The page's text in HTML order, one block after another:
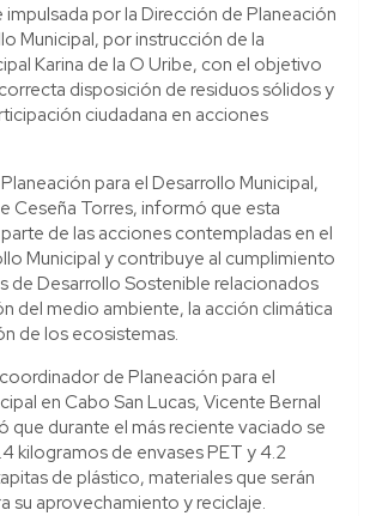
por la Dirección de Planeación
Municipal, por instrucción de la
Karina de la O Uribe, con el objetivo
disposición de residuos sólidos y
ciudadana en acciones
para el Desarrollo Municipal,
Ceseña Torres, informó que esta
de las acciones contempladas en el
Municipal y contribuye al cumplimiento
de Desarrollo Sostenible relacionados
del medio ambiente, la acción climática
de los ecosistemas.
de Planeación para el
en Cabo San Lucas, Vicente Bernal
que durante el más reciente vaciado se
kilogramos de envases PET y 4.2
de plástico, materiales que serán
su aprovechamiento y reciclaje.